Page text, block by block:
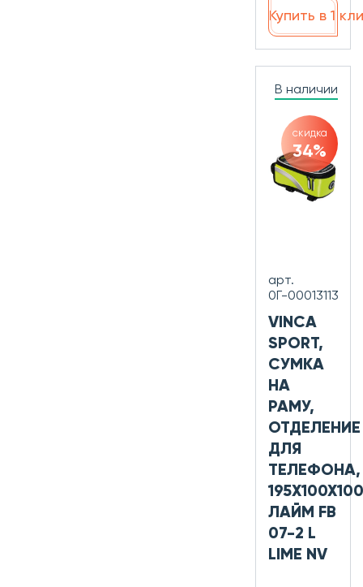
Купить в 1
В наличии
скидка
34%
арт.
0Г-00013113
VINCA
SPORT,
СУМКА
НА
РАМУ,
ОТДЕЛЕНИЕ
ДЛЯ
ТЕЛЕФОНА,
ЛАЙМ FB
07-2 L
LIME NV